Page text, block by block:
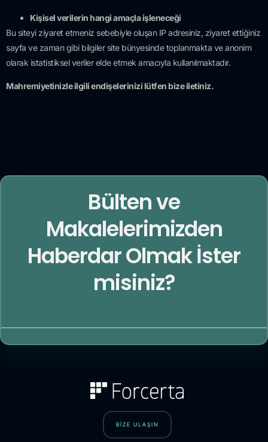
Kişisel verilerin hangi amaçla işleneceği
Bu siteyi ziyaret etmeniz sebebiyle oluşan IP adresiniz, ziyaret ettiğiniz
sayfa ve zaman gibi bilgiler site bünyesinde toplanmakta ve anonim
olarak istatistiksel veriler elde etmek amacıyla kullanılmaktadır.
Mahremiyetinizle ilgili endişelerinizi lütfen bizeiletiniz.
Bülten ve
Makalelerimizden
Haberdar Olmak İster
misiniz?
BİZE ULAŞIN